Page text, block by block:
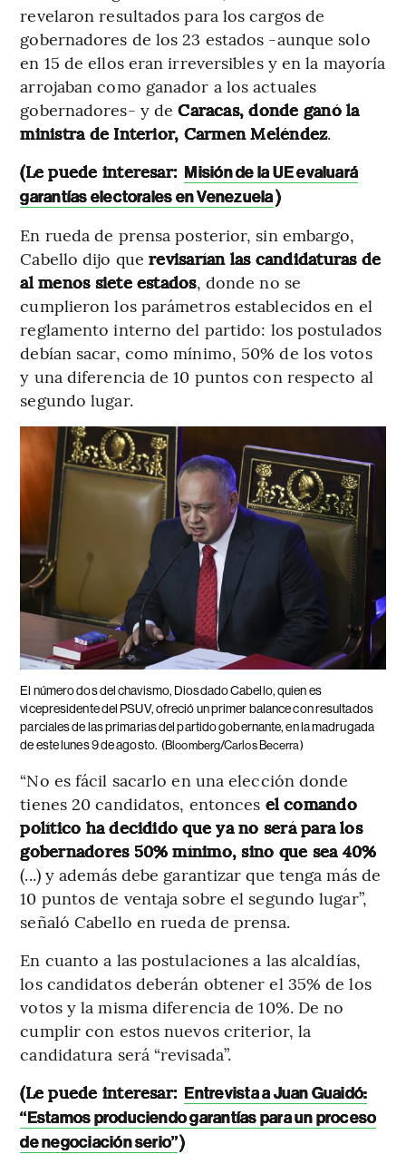
revelaron resultados para los cargos de
gobernadores de los 23 estados -aunque solo
en 15 de ellos eran irreversibles y en la mayoría
arrojaban como ganador a los actuales
gobernadores- y deCaracas, donde ganó la
ministra de Interior, Carmen Meléndez.
(Le puede interesar: Misión de la UE evaluará
garantías electorales en Venezuela)
En rueda de prensa posterior, sin embargo,
Cabello dijo querevisarían las candidaturas de
al menos siete estados, donde no se
cumplieron los parámetros establecidos en el
reglamento interno del partido: los postulados
debían sacar, como mínimo, 50% de los votos
y una diferencia de 10 puntos con respecto al
segundo lugar.
El número dos del chavismo, Diosdado Cabello, quien es
vicepresidente del PSUV, ofreció un primer balance con resultados
parciales de las primarias del partido gobernante, en la madrugada
de este lunes 9 de agosto. (Bloomberg/Carlos Becerra)
“No es fácil sacarlo en una elección donde
tienes 20 candidatos, entonces el comando
político ha decidido que ya no será para los
gobernadores 50% mínimo, sino que sea 40%
(...) y además debe garantizar que tenga más de
10 puntos de ventaja sobre el segundo lugar”,
señaló Cabello en rueda de prensa.
En cuanto a las postulaciones a las alcaldías,
los candidatos deberán obtener el 35% de los
votos y la misma diferencia de 10%. De no
cumplir con estos nuevos criterior, la
candidatura será “revisada”.
(Le puede interesar: Entrevista a Juan Guaidó:
“Estamos produciendo garantías para un proceso
de negociación serio”)